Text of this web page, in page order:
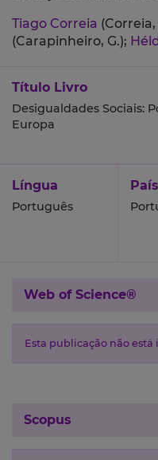
Tiago Correia (Correia,
(Carapinheiro, G.);
Título Livro
Desigualdades Sociais:
Europa
Língua
Português
País
Web of Science®
Esta publicação não
Scopus